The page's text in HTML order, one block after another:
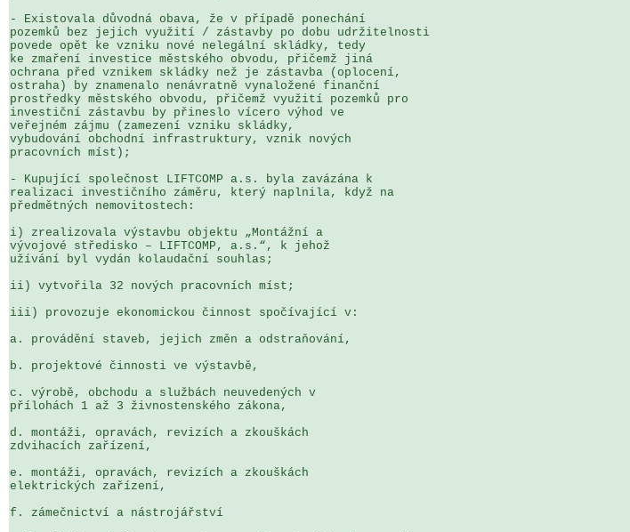
- Existovala důvodná obava, že v případě ponechání
pozemků bez jejich využití / zástavby po dobu udržitelnosti
povede opět ke vzniku nové nelegální skládky, tedy
ke zmaření investice městského obvodu, přičemž jiná
ochrana před vznikem skládky než je zástavba (oplocení,
ostraha) by znamenalo nenávratně vynaložené finanční
prostředky městského obvodu, přičemž využití pozemků pro
investiční zástavbu by přineslo vícero výhod ve
veřejném zájmu (zamezení vzniku skládky,
vybudování obchodní infrastruktury, vznik nových
pracovních míst);
- Kupující společnost LIFTCOMP a.s. byla zavázána k
realizaci investičního záměru, který naplnila, když na
předmětných nemovitostech:
i) zrealizovala výstavbu objektu „Montážní a
vývojové středisko – LIFTCOMP, a.s.“, k jehož
užívání byl vydán kolaudační souhlas;
ii) vytvořila 32 nových pracovních míst;
iii) provozuje ekonomickou činnost spočívající v:
a. provádění staveb, jejich změn a odstraňování,
b. projektové činnosti ve výstavbě,
c. výrobě, obchodu a službách neuvedených v
přílohách 1 až 3 živnostenského zákona,
d. montáži, opravách, revizích a zkouškách
zdvihacích zařízení,
e. montáži, opravách, revizích a zkouškách
elektrických zařízení,
f. zámečnictví a nástrojářství